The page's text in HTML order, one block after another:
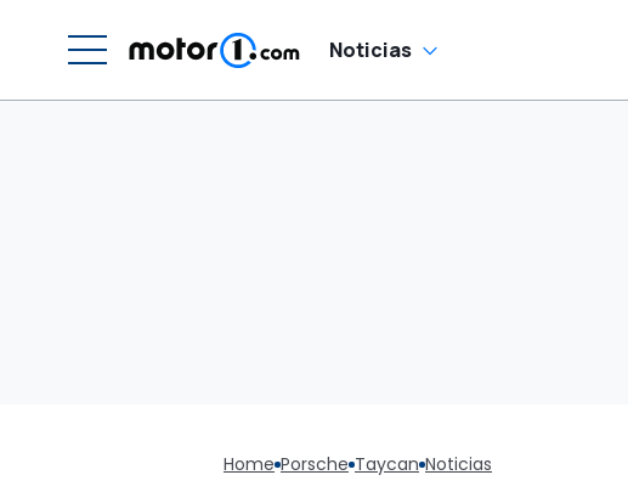
Noticias
Home Porsche Taycan Noticias